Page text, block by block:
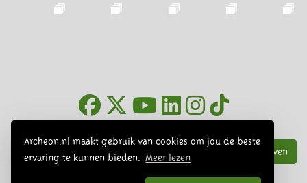
Archeon.nl maakt gebruik van cookies om jou de beste
ervaring te kunnen bieden.
Meer lezen
Inschrijven